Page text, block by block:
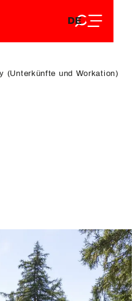
DE
FR
(Unterkünfte und Workation)